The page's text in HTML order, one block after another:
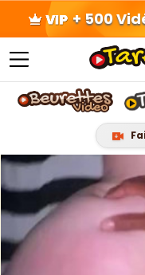
Skip
to
content
+ 500